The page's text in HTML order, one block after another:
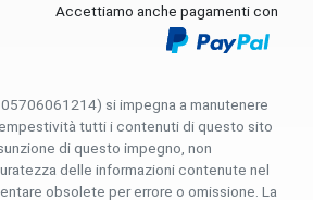
Accettiamo anche pagamenti con
si impegna a manutenere
tutti i contenuti di questo sito
di questo impegno, non
delle informazioni contenute nel
obsolete per errore o omissione. La